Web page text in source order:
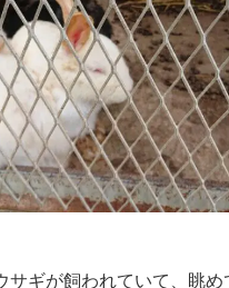
サギが飼われていて、眺め